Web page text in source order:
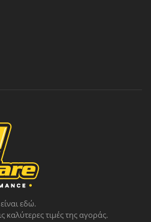
εδώ.
καλύτερες τιμές της αγοράς.